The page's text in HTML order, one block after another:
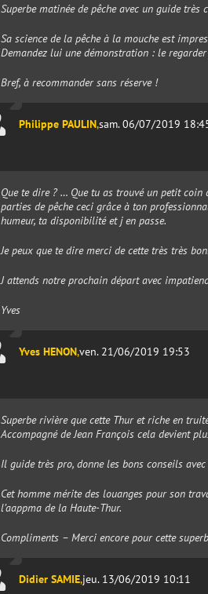
Superbe matinée de pêche avec un guide très
Sa science de la pêche à la mouche est
Demandez lui une démonstration : le
Bref, à recommander sans réserve !
Philippe PAULIN,sam. 06/07/2019
Que te dire ? … Que tu as trouvé un petit
parties de pêche ceci grâce à ton
humeur, ta disponibilité et j en passe.
Je peux que te dire merci de cette très très
J attends notre prochain départ avec
Yves
Yves HENON,ven. 21/06/2019 19:53
Superbe rivière que cette Thur et riche en
Accompagné de Jean François cela devient
Il guide très pro, donne les bons conseils
Cet homme mérite des louanges pour son
l’aappma de la Haute-Thur.
Compliments – Merci encore pour cette
Didier SAMIE,jeu. 13/06/2019 10:11